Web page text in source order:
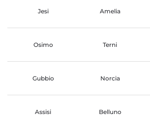
Jesi Amelia
Osimo Terni
Gubbio Norcia
Assisi Belluno